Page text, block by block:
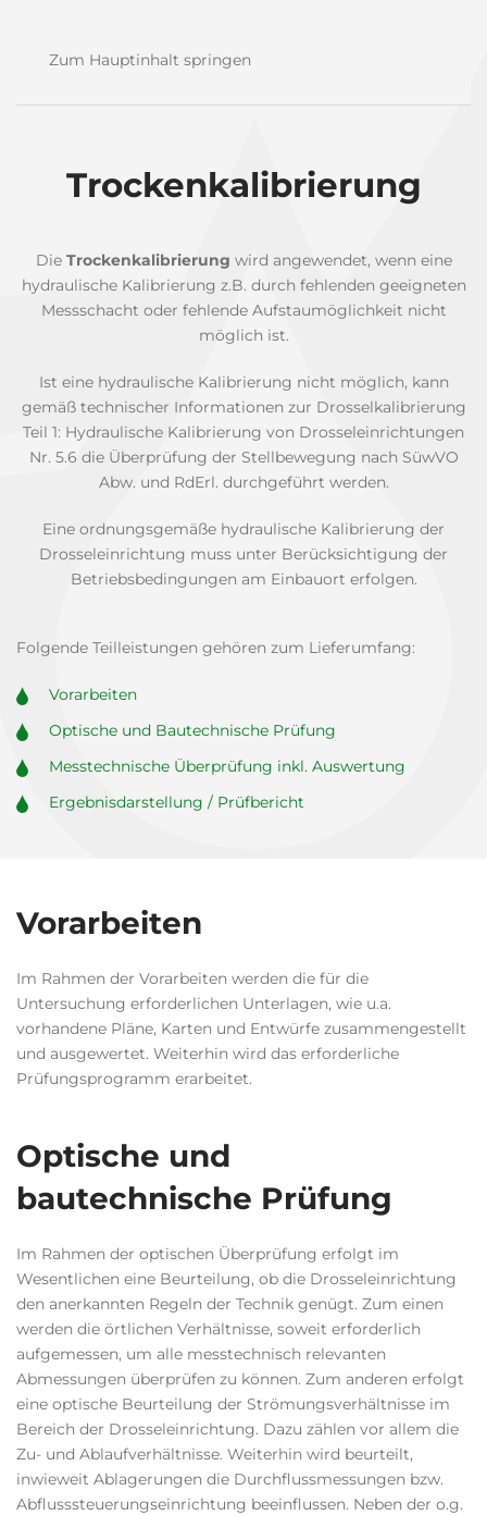
Zum Hauptinhalt springen
Trockenkalibrierung
Die Trockenkalibrierung wird angewendet, wenn eine
hydraulische Kalibrierung z.B. durch fehlenden geeigneten
Messschacht oder fehlende Aufstaumöglichkeit nicht
möglich ist.
Ist eine hydraulische Kalibrierung nicht möglich, kann
gemäß technischer Informationen zur Drosselkalibrierung
Teil 1: Hydraulische Kalibrierung von Drosseleinrichtungen
Nr. 5.6 die Überprüfung der Stellbewegung nach SüwVO
Abw. und RdErl. durchgeführt werden.
Eine ordnungsgemäße hydraulische Kalibrierung der
Drosseleinrichtung muss unter Berücksichtigung der
Betriebsbedingungen am Einbauort erfolgen.
Folgende Teilleistungen gehören zum Lieferumfang:
Vorarbeiten
Optische und Bautechnische Prüfung
Messtechnische Überprüfung inkl. Auswertung
Ergebnisdarstellung / Prüfbericht
Vorarbeiten
Im Rahmen der Vorarbeiten werden die für die
Untersuchung erforderlichen Unterlagen, wie u.a.
vorhandene Pläne, Karten und Entwürfe zusammengestellt
und ausgewertet. Weiterhin wird das erforderliche
Prüfungsprogramm erarbeitet.
Optische und
bautechnische Prüfung
Im Rahmen der optischen Überprüfung erfolgt im
Wesentlichen eine Beurteilung, ob die Drosseleinrichtung
den anerkannten Regeln der Technik genügt. Zum einen
werden die örtlichen Verhältnisse, soweit erforderlich
aufgemessen, um alle messtechnisch relevanten
Abmessungen überprüfen zu können. Zum anderen erfolgt
eine optische Beurteilung der Strömungsverhältnisse im
Bereich der Drosseleinrichtung. Dazu zählen vor allem die
Zu- und Ablaufverhältnisse. Weiterhin wird beurteilt,
inwieweit Ablagerungen die Durchflussmessungen bzw.
Abflusssteuerungseinrichtung beeinflussen. Neben der o.g.